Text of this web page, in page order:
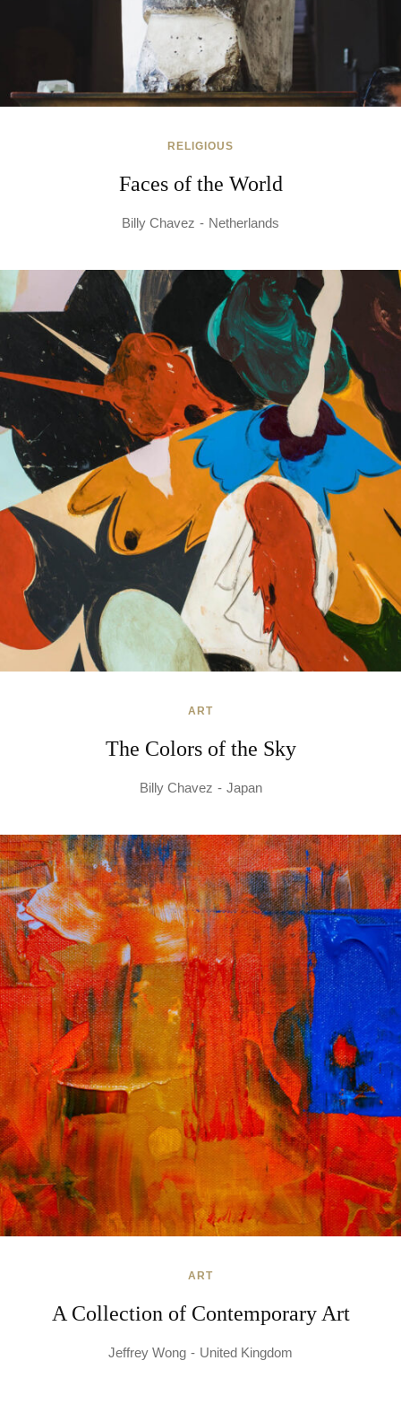
RELIGIOUS
Faces of the World
Billy Chavez Netherlands
ART
The Colors of the Sky
Billy Chavez Japan
ART
A Collection of Contemporary Art
Jeffrey Wong United Kingdom